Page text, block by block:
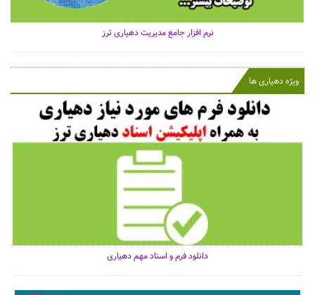
نرم افزار جامع مدیریت دهیاری ترز
ویژه دهیاری ها
دانلود فرم و اسناد مهم دهیاری